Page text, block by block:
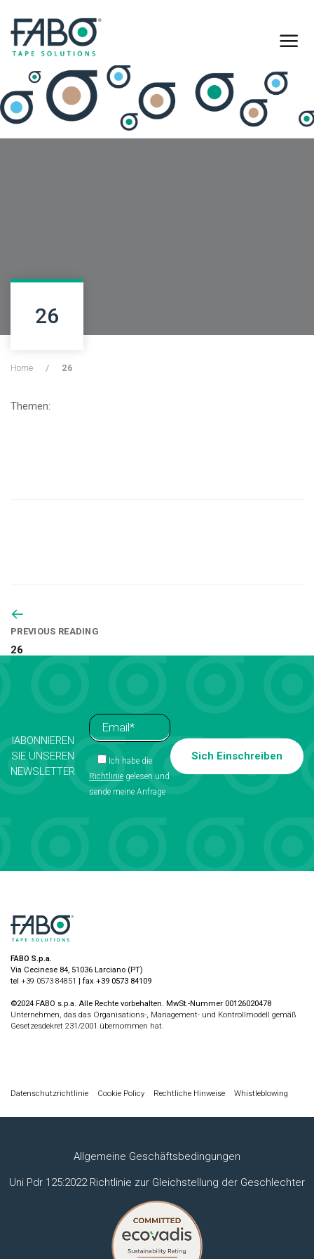
26
Home / 26
Themen:
PREVIOUS READING
26
IABONNIEREN
SIE UNSEREN
NEWSLETTER
Ich habe die
Richtlinie gelesen und
sende meine Anfrage
FABO S.p.a.
Via Cecinese 84, 51036 Larciano (PT)
tel +39 0573 84851 | fax +39 0573 84109
©2024 FABO s.p.a. Alle Rechte vorbehalten. MwSt.-Nummer 00126020478
Unternehmen, das das Organisations-, Management- und Kontrollmodell gemäß
Gesetzesdekret 231/2001 übernommen hat.
Datenschutzrichtlinie Cookie Policy Rechtliche Hinweise Whistleblowing
Allgemeine Geschäftsbedingungen
Uni Pdr 125:2022 Richtlinie zur Gleichstellung der Geschlechter